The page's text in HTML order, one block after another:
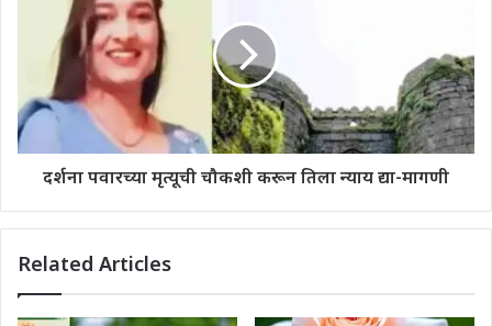
दर्शना पवारच्या मृत्यूची चौकशी करून तिला न्याय द्या-मागणी
Related Articles